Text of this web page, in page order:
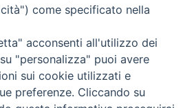
come specificato nella
acconsenti all'utilizzo dei
"personalizza" puoi avere
sui cookie utilizzati e
preferenze. Cliccando su